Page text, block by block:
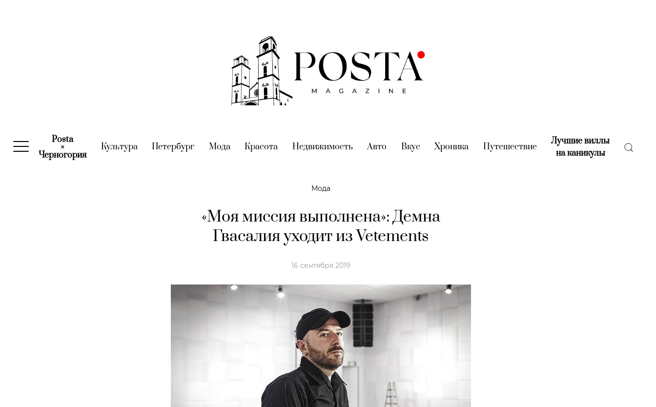
Posta
×
Черногория(current)
Культура(current)
Петербург (current)
Мода(current)
Красота (current)
Недвижимость(current)
Авто (current)
Вкус (current)
Хроника (current)
Путешествие(current)
Лучшие виллы
на каникулы(current)
Мода
«Моя миссия выполнена»: Демна
Гвасалия уходит из Vetements
16 сентября 2019